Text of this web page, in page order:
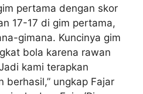
pertama dengan skor
17-17 di gim pertama,
gimana. Kuncinya gim
bola karena rawan
kami terapkan
berhasil,” ungkap Fajar